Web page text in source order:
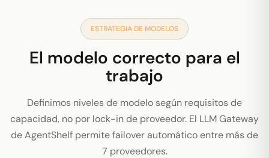
ESTRATEGIA DE MODELOS
El modelo correcto para el
trabajo
Definimos niveles de modelo según requisitos de
capacidad, no por lock-in de proveedor. El LLM Gateway
de AgentShelf permite failover automático entre más de
7 proveedores.